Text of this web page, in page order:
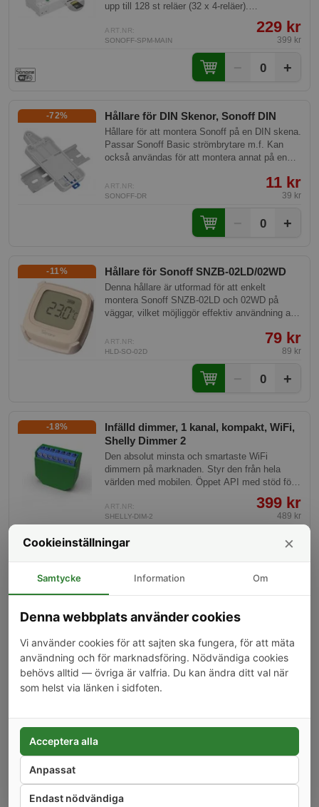
upp till 128 st reläer (32 x 4-reläer).
anslutning.
ART.NR:
SONOFF-SPM-MAIN
229 kr
399 kr
0 +
Hållare för DIN Skenor, Sonoff DIN
-72%
Hållare för att montera Sonoff på en DIN skena.
Passar Sonoff Basic strömbrytare m.f. Kan
också användas för att montera annat på en
passar produkten.
ART.NR:
SONOFF-DR
11 kr
39 kr
0 +
Hållare för Sonoff SNZB-02LD/02WD
-11%
Denna hållare är utformad för att enkelt
montera Sonoff SNZB-02LD och 02WD på
väggar, vilket möjliggör effektiv användning av
stilrent design, säkerställer hållaren en fast
installation samt enkel åtkomst och underhåll.
ART.NR:
HLD-SO-02D
79 kr
89 kr
0 +
Infälld dimmer, 1 kanal, kompakt, WiFi,
Shelly Dimmer 2
-18%
Den absolut minsta och smartaste WiFi
dimmern på marknaden. Styr den från hela
världen med mobilen. Öppet API med stöd för
MQTT, REST/HTTP, Home assistant mf.
ART.NR:
SHELLY-DIM-2
399 kr
489 kr
+
Infälld reläbrytare, 2-pack, Zigbee, 1
Extreme
-5%
Extremt liten strömbrytare för montering bakom
vanliga strömbrytare eller via mobilen. Fungerar
utan nolla framdragen, så passar alla
strömbrytare.
ART.NR:
SO-ZBMINI-L2-2
379 kr
Infälld reläbrytare, WiFi, 1 kanal, Sonoff
-23%
Liten strömbrytare för montering bakom
befintlig strömbrytare. Styr din lampa med din
Cookieinställningar ×
Samtycke Information Om
Denna webbplats använder cookies
Vi använder cookies för att sajten ska fungera, för att mäta
användning och för marknadsföring. Nödvändiga cookies
behövs alltid — övriga är valfria. Du kan ändra ditt val när
som helst via länken i sidfoten.
Endast nödvändiga
Anpassat
Acceptera alla